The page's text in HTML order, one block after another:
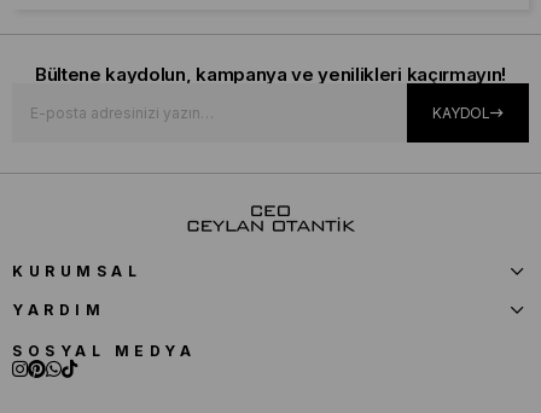
Bültene kaydolun, kampanya ve yenilikleri kaçırmayın!
KAYDOL
KURUMSAL
YARDIM
SOSYAL MEDYA